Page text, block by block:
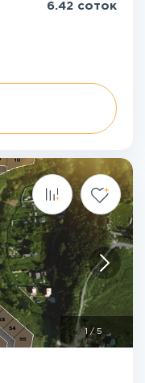
6.42 соток
1 / 5